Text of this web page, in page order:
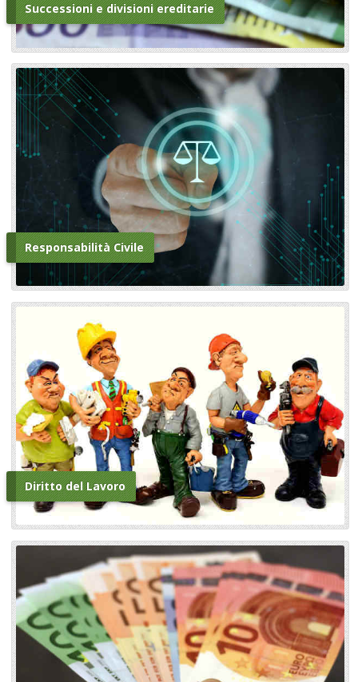
Successioni e divisioni ereditarie
Responsabilità Civile
Diritto del Lavoro